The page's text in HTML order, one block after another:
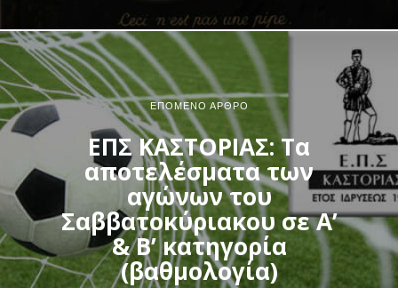
ΕΠΌΜΕΝΟ ΆΡΘΡΟ
ΕΠΣ ΚΑΣΤΟΡΙΑΣ: Τα
αποτελέσματα των
αγώνων του
Σαββατοκύριακου σε Α’
& Β’ κατηγορία
(βαθμολογία)